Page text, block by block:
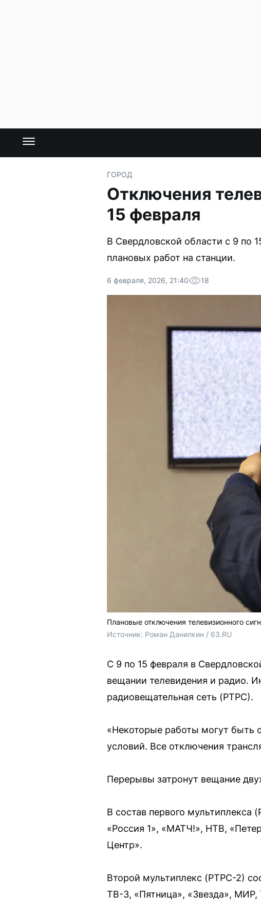
ГОРОД
Отключения
15 февраля
В Свердловской области с 9 по
плановых работ на станции.
6 февраля, 2026, 21:40 18
Плановые отключения телевизионного
Источник: Роман Данилкин / 63.RU
С 9 по 15 февраля в
вещании телевидения и радио.
радиовещательная сеть (РТРС).
«Некоторые работы могут быть
условий. Все отключения
Перерывы затронут вещание
В состав первого
«Россия 1», «МАТЧ!», НТВ,
Центр».
Второй мультиплекс (РТРС-2)
ТВ-3, «Пятница», «Звезда»,